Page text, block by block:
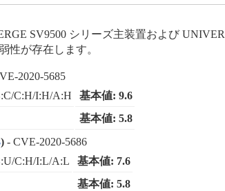
SV9500 シリーズ主装置および
性が存在します。
2020-5685
C:H/I:H/A:H
基本値: 9.6
基本値: 5.8
) - CVE-2020-5686
C:H/I:L/A:L
基本値: 7.6
基本値: 5.8